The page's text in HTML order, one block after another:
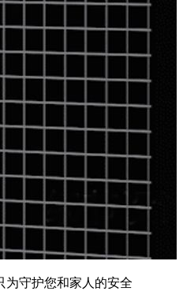
为守护您和家人的安全